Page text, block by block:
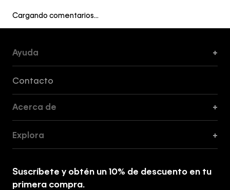
Cargando comentarios…
Ayuda +
Contacto
Acerca de +
Tiendas
Explora +
Suscríbete y obtén un 10% de descuento en tu
primera compra.